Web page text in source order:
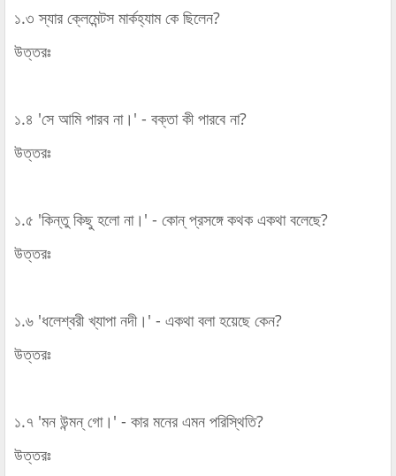
১.৩ স্যার ক্লেমেন্টস মার্কহ্যাম কে ছিলেন?
উত্তরঃ
১.৪ 'সে আমি পারব না।' - বক্তা কী পারবে না?
উত্তরঃ
১.৫ 'কিন্তু কিছু হলো না।' - কোন্‌ প্রসঙ্গে কথক একথা বলেছে?
উত্তরঃ
১.৬ 'ধলেশ্বরী খ্যাপা নদী।' - একথা বলা হয়েছে কেন?
উত্তরঃ
১.৭ 'মন উন্মন্‌ গো।' - কার মনের এমন পরিস্থিতি?
উত্তরঃ